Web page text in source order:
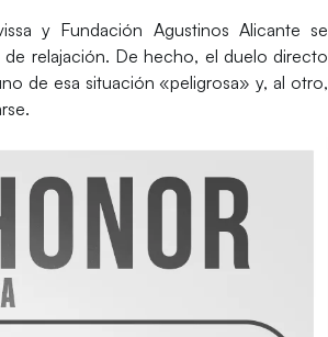
y Fundación Agustinos Alicante se
relajación. De hecho, el duelo directo
de esa situación «peligrosa» y, al otro,